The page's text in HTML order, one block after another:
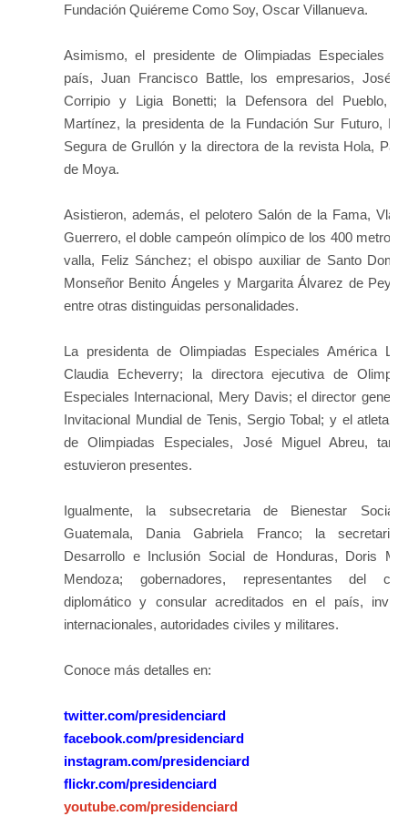
Fundación Quiéreme Como Soy, Oscar Villanueva.
Asimismo, el presidente de Olimpiadas Especiales
país, Juan Francisco Battle, los empresarios, José
Corripio y Ligia Bonetti; la Defensora del Pueblo,
Martínez, la presidenta de la Fundación Sur Futuro,
Segura de Grullón y la directora de la revista Hola,
de Moya.
Asistieron, además, el pelotero Salón de la Fama,
Guerrero, el doble campeón olímpico de los 400 metros
valla, Feliz Sánchez; el obispo auxiliar de Santo
Monseñor Benito Ángeles y Margarita Álvarez de
entre otras distinguidas personalidades.
La presidenta de Olimpiadas Especiales América
Claudia Echeverry; la directora ejecutiva de
Especiales Internacional, Mery Davis; el director
Invitacional Mundial de Tenis, Sergio Tobal; y el atleta
de Olimpiadas Especiales, José Miguel Abreu,
estuvieron presentes.
Igualmente, la subsecretaria de Bienestar Social
Guatemala, Dania Gabriela Franco; la secretaria
Desarrollo e Inclusión Social de Honduras, Doris
Mendoza; gobernadores, representantes del
diplomático y consular acreditados en el país,
internacionales, autoridades civiles y militares.
Conoce más detalles en:
twitter.com/presidenciard
facebook.com/presidenciard
instagram.com/presidenciard
flickr.com/presidenciard
youtube.com/presidenciard